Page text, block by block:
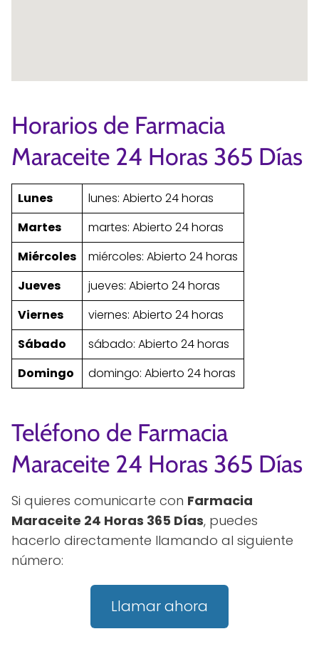
Horarios de Farmacia
Maraceite 24 Horas 365 Días
Lunes
lunes: Abierto 24 horas
Martes
martes: Abierto 24 horas
Miércoles
miércoles: Abierto 24 horas
Jueves
jueves: Abierto 24 horas
Viernes
viernes: Abierto 24 horas
Sábado
sábado: Abierto 24 horas
Domingo
domingo: Abierto 24 horas
Teléfono de Farmacia
Maraceite 24 Horas 365 Días
Si quieres comunicarte con Farmacia
Maraceite 24 Horas 365 Días, puedes
hacerlo directamente llamando al siguiente
número:
Llamar ahora